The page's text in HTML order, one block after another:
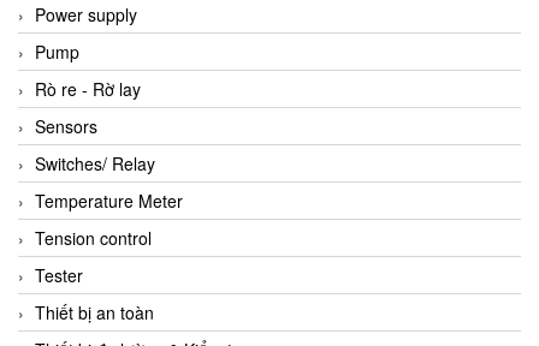
Power supply
Pump
Rò re - Rờ lay
Sensors
Switches/ Relay
Temperature Meter
Tension control
Tester
Thiết bị an toàn